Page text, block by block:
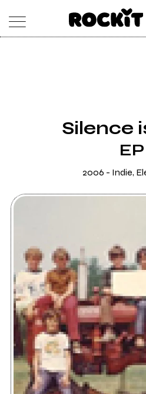
SHOPSilence
EP
2006 - Indie,